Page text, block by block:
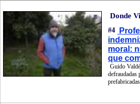
Donde
#4
moral:
que
Guido
defraudadas
prefabricadas